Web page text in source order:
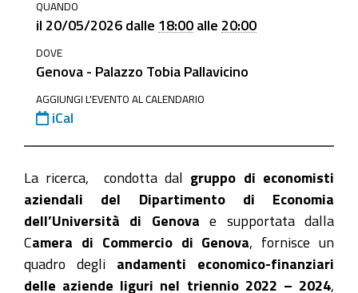
homepage/events/liguria-
bilancio
bilancio
-
Presentazione
dell'analisi
sugli
andamenti
2022-
2024
QUANDO
il 20/05/2026 dalle 18:00 alle 20:00
DOVE
Genova - Palazzo Tobia Pallavicino
AGGIUNGI L'EVENTO AL CALENDARIO
iCal
La ricerca, condotta dal gruppo di economisti
aziendali del Dipartimento di Economia
dell’Università di Genova e supportata dalla
Camera di Commercio di Genova , fornisce un
quadro degli andamenti economico-finanziari
delle aziende liguri nel triennio 2022 – 2024